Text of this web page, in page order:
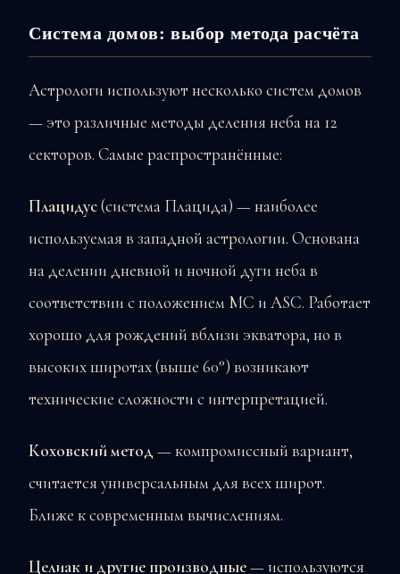
Система домов: выбор метода расчёта
Астрологи используют несколько систем домов
— это различные методы деления неба на 12
секторов. Самые распространённые:
Плацидус(система Плацида) — наиболее
используемая в западной астрологии. Основана
на делении дневной и ночной дуги неба в
соответствии с положением MC и ASC. Работает
хорошо для рождений вблизи экватора, но в
высоких широтах (выше 60°) возникают
технические сложности с интерпретацией.
Коховский метод — компромиссный вариант,
считается универсальным для всех широт.
Ближе к современным вычислениям.
Целиак и другие производные— используются